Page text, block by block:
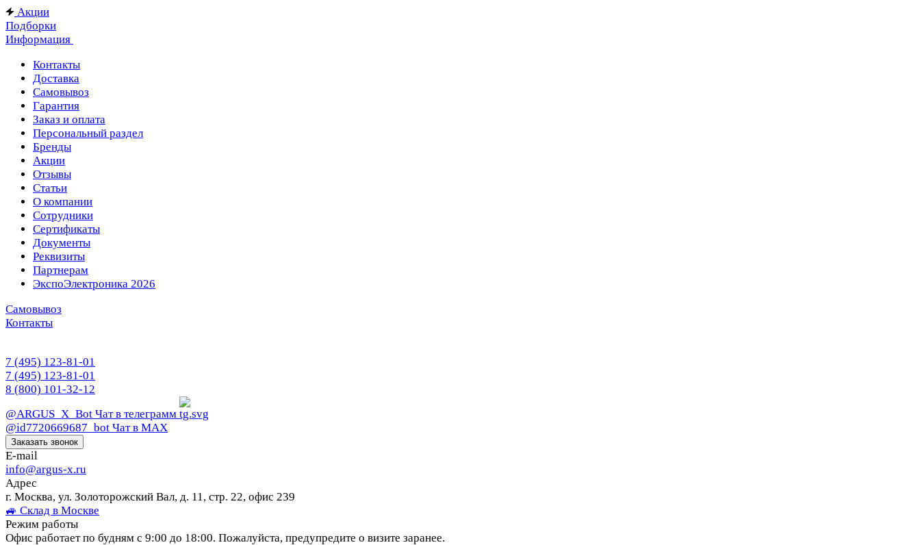
Акции
Подборки
Информация
Контакты
Доставка
Самовывоз
Гарантия
Заказ и оплата
Персональный раздел
Бренды
Акции
Отзывы
Статьи
О компании
Сотрудники
Сертификаты
Документы
Реквизиты
Партнерам
ЭкспоЭлектроника 2026
Самовывоз
Контакты
7 (495) 123-81-01
7 (495) 123-81-01
8 (800) 101-32-12
@ARGUS_X_Bot Чат в телеграмм
@id7720669687_bot Чат в МАХ
Заказать звонок
E-mail
info@argus-x.ru
Адрес
г. Москва, ул. Золоторожский Вал, д. 11, стр. 22, офис 239
🚙 Склад в Москве
Режим работы
Офис работает по будням с 9:00 до 18:00. Пожалуйста, предупредите о визите заранее.